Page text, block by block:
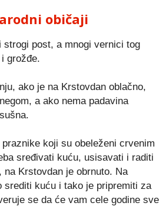
običaji
strogi post, a mnogi vernici tog
grožđe.
ako je na Krstovdan oblačno,
a ako nema padavina
koji su obeleženi crvenim
sređivati kuću, usisavati i raditi
na Krstovdan je obrnuto. Na
srediti kuću i tako je pripremiti za
se da će vam cele godine sve